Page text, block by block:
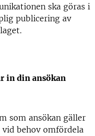
ska göras i
publicering av
in din ansökan
som ansökan gäller
behov omfördela